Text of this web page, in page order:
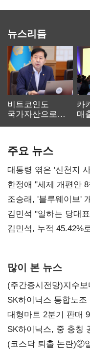
뉴스리듬
비트코인도
국가자산으로…'
카
매
주요 뉴스
대통령 엮은 '신천지
한정애 "세제 개편안
조승래, '블루웨이브'
통감"
김민석 "일하는 당대
김민석, 누적 45.42%
많이 본 뉴스
(주간증시전망)지수
SK하이닉스 통합노
불만 확산
대형마트 2분기 판매
SK하이닉스, 중 충칭
없어”
(코스닥 퇴출 논란)②